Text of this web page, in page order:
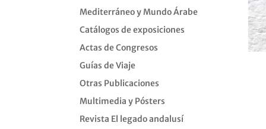
Mediterráneo y Mundo Árabe
Catálogos de exposiciones
Actas de Congresos
Guías de Viaje
Otras Publicaciones
Multimedia y Pósters
Revista El legado andalusí